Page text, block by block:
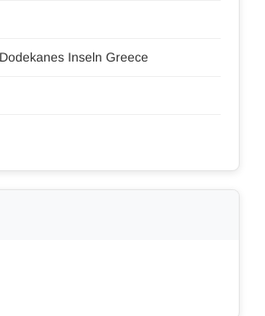
Inseln Greece